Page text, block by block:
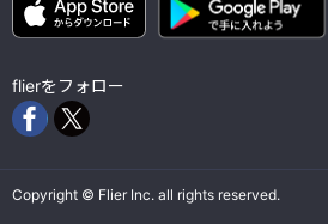
flierをフォロー
Copyright © Flier Inc. all rights reserved.